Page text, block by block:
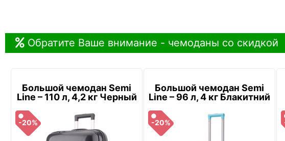
Обратите Ваше внимание - чемоданы со скидкой
Большой чемодан Semi
Line – 110 л, 4,2 кг Черный
-20%
Большой чемодан Semi
Line – 96 л, 4 кг Блакитний
-20%